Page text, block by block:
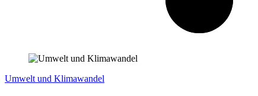
Umwelt und Klimawandel